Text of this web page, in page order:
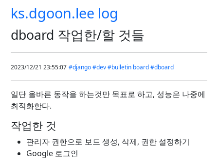
ks.dgoon.lee log
dboard 작업한/할 것들
2023/12/21 23:55:07 #django#dev#bulletin board#dboard
일단 올바른 동작을 하는것만 목표로 하고, 성능은 나중에
최적화한다.
작업한 것
관리자 권한으로 보드 생성, 삭제, 권한 설정하기
Google 로그인